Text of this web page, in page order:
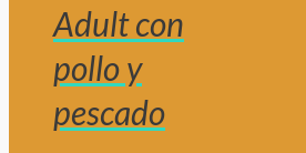
Adult con
pollo y
pescado